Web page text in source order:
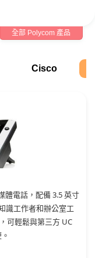
全部 Polycom 產品
Cisco
體電話，配備 3.5 英寸
識工作者和辦公室工
可輕鬆與第三方 UC